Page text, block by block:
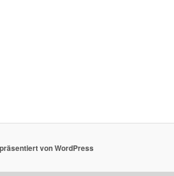
von WordPress